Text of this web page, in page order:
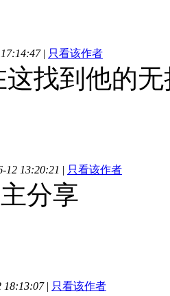
| 只看该作者
这找到他的
12 13:20:21 | 只看该作者
分享
18:13:07 | 只看该作者